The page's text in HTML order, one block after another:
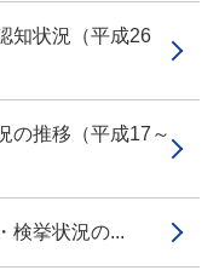
知状況（平成26
の推移（平成17～
検挙状況の...